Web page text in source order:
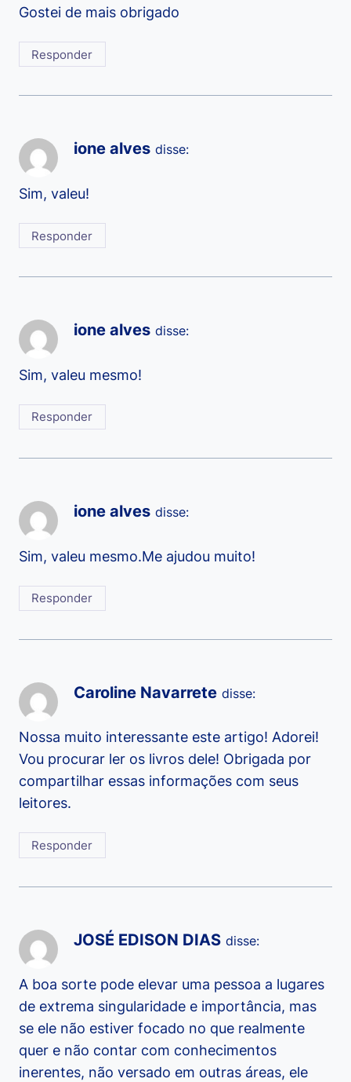
Gostei de mais obrigado
Responder
ione alves disse:
Sim, valeu!
Responder
ione alves disse:
Sim, valeu mesmo!
Responder
ione alves disse:
Sim, valeu mesmo.Me ajudou muito!
Responder
Caroline Navarrete disse:
Nossa muito interessante este artigo! Adorei!
Vou procurar ler os livros dele! Obrigada por
compartilhar essas informações com seus
leitores.
Responder
JOSÉ EDISON DIAS disse:
A boa sorte pode elevar uma pessoa a lugares
de extrema singularidade e importância, mas
se ele não estiver focado no que realmente
quer e não contar com conhecimentos
inerentes, não versado em outras áreas, ele